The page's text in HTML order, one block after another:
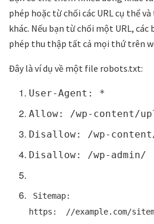
phép hoặc từ chối các URL cụ thể
khác. Nếu bạn từ chối một URL,
phép thu thập tất cả mọi thứ trên
Đây là ví dụ về một file robots.txt:
User-Agent: *
Allow: /wp-content/
Disallow: /wp-
Disallow: /wp-admin/
Sitemap:
https:
//example.com/